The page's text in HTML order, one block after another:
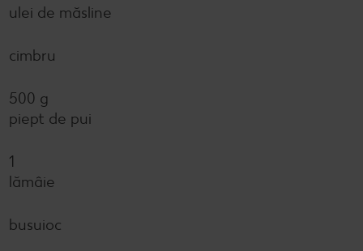
ulei de măsline
cimbru
500 g
piept de pui
1
lămâie
busuioc